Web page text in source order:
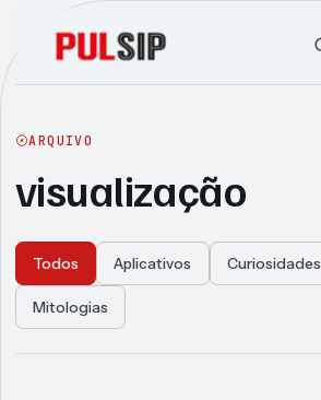
ARQUIVO
visualização
Todos Aplicativos Curiosidades
Mitologias